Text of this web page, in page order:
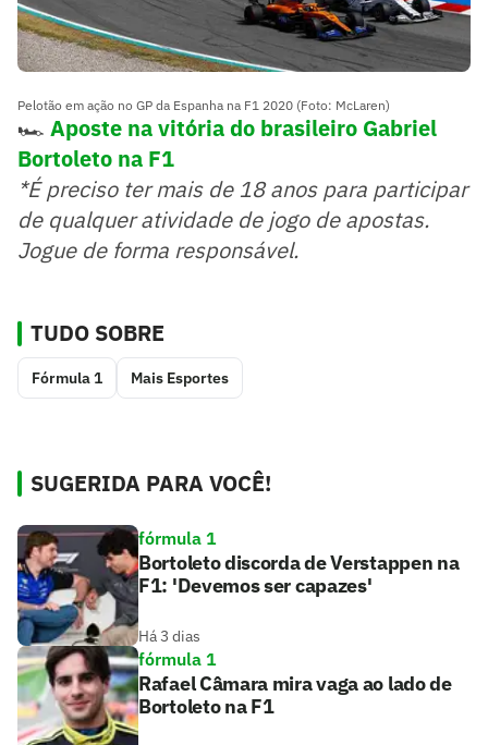
Pelotão em ação no GP da Espanha na F1 2020 (Foto: McLaren)
🏎️ Aposte na vitória do brasileiro Gabriel
Bortoleto na F1
*É preciso ter mais de 18 anos para participar
de qualquer atividade de jogo de apostas.
Jogue de forma responsável.
TUDO SOBRE
Fórmula 1 Mais Esportes
SUGERIDA PARA VOCÊ!
fórmula 1
Bortoleto discorda de Verstappen na
F1: 'Devemos ser capazes'
Há 3 dias
fórmula 1
Rafael Câmara mira vaga ao lado de
Bortoleto na F1